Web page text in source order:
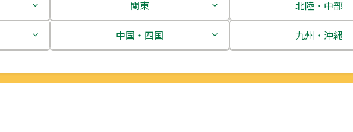
関東
茨城県
北陸・中部
新潟県
中国・四国
九州・沖縄